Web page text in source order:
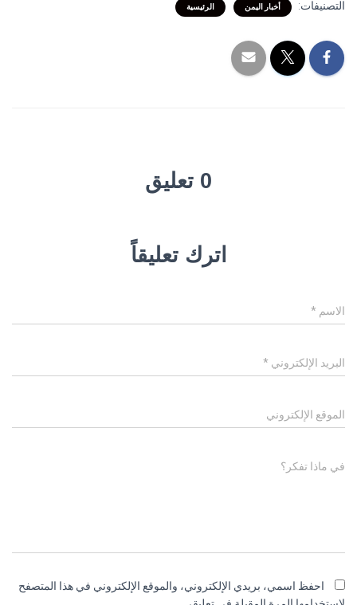
التصنيفات: أخبار اليمن الرئيسية
0 تعليق
اترك تعليقاً
الاسم *
البريد الإلكتروني *
الموقع الإلكتروني
في ماذا تفكر؟
احفظ اسمي، بريدي الإلكتروني، والموقع الإلكتروني في هذا المتصفح